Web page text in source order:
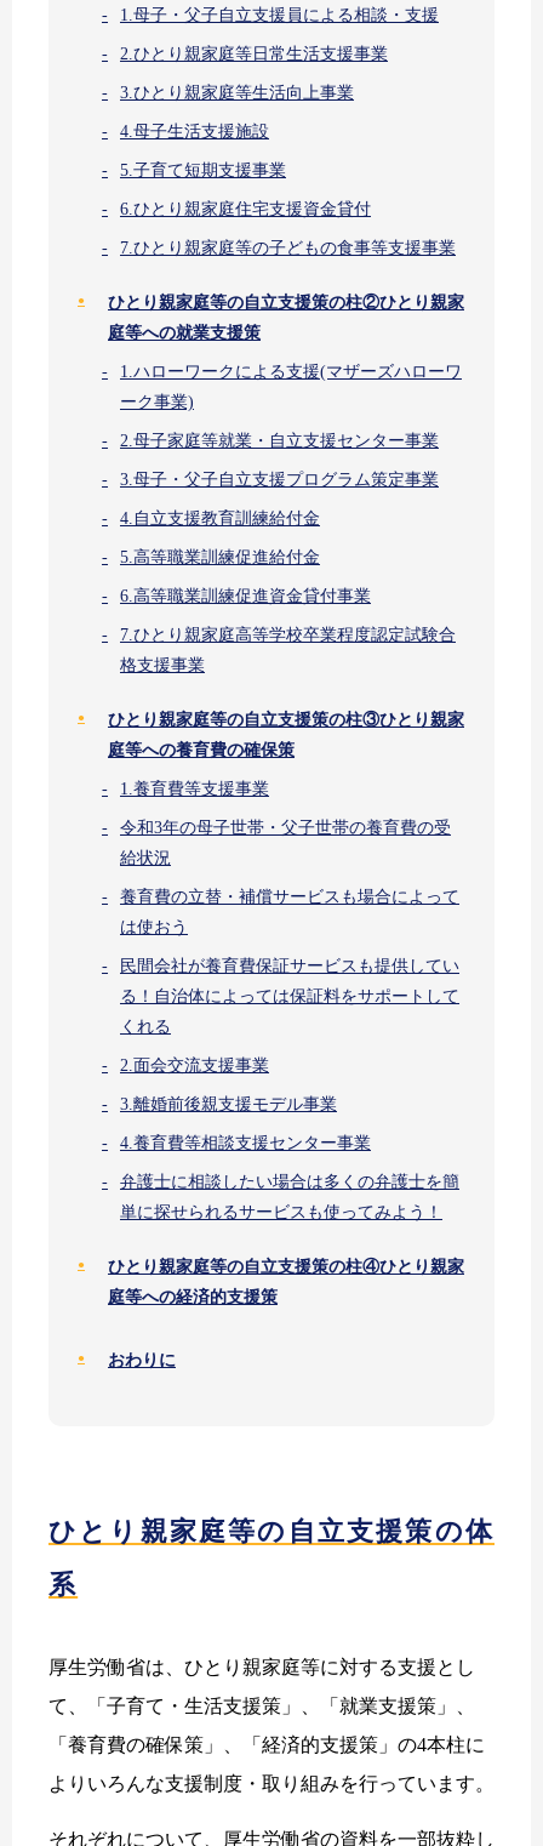
1.母子・父子自立支援員による相談・支援
2.ひとり親家庭等日常生活支援事業
3.ひとり親家庭等生活向上事業
4.母子生活支援施設
5.子育て短期支援事業
6.ひとり親家庭住宅支援資金貸付
7.ひとり親家庭等の子どもの食事等支援事業
ひとり親家庭等の自立支援策の柱②ひとり親家
庭等への就業支援策
1.ハローワークによる支援(マザーズハローワ
ーク事業)
2.母子家庭等就業・自立支援センター事業
3.母子・父子自立支援プログラム策定事業
4.自立支援教育訓練給付金
5.高等職業訓練促進給付金
6.高等職業訓練促進資金貸付事業
7.ひとり親家庭高等学校卒業程度認定試験合
格支援事業
ひとり親家庭等の自立支援策の柱③ひとり親家
庭等への養育費の確保策
1.養育費等支援事業
令和3年の母子世帯・父子世帯の養育費の受
給状況
養育費の立替・補償サービスも場合によって
は使おう
民間会社が養育費保証サービスも提供してい
る！自治体によっては保証料をサポートして
くれる
2.面会交流支援事業
3.離婚前後親支援モデル事業
4.養育費等相談支援センター事業
弁護士に相談したい場合は多くの弁護士を簡
単に探せられるサービスも使ってみよう！
ひとり親家庭等の自立支援策の柱④ひとり親家
庭等への経済的支援策
おわりに
ひとり親家庭等の自立支援策の体
系
厚生労働省は、ひとり親家庭等に対する支援とし
て、「子育て・生活支援策」、「就業支援策」、
「養育費の確保策」、「経済的支援策」の4本柱に
よりいろんな支援制度・取り組みを行っています。
それぞれについて、厚生労働省の資料を一部抜粋し